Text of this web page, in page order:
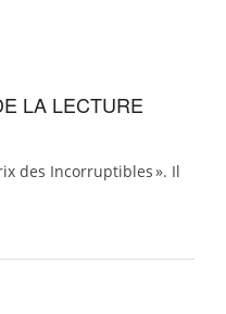
LA LECTURE
des Incorruptibles ». Il